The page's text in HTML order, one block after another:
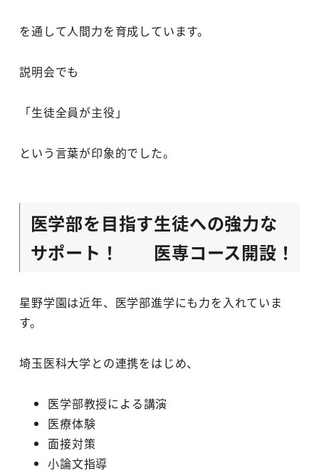
を通して人間力を育成しています。
説明会でも
「生徒全員が主役」
という言葉が印象的でした。
医学部を目指す生徒への強力な
サポート！ 医専コース開設！
星野学園は近年、医学部進学にも力を入れていま
す。
埼玉医科大学との連携をはじめ、
医学部教授による講演
医療体験
面接対策
小論文指導